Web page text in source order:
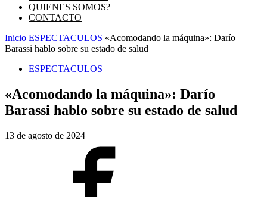
QUIENES SOMOS?
CONTACTO
Inicio ESPECTACULOS «Acomodando la máquina»: Darío
Barassi hablo sobre su estado de salud
ESPECTACULOS
«Acomodando la máquina»: Darío
Barassi hablo sobre su estado de salud
13 de agosto de 2024